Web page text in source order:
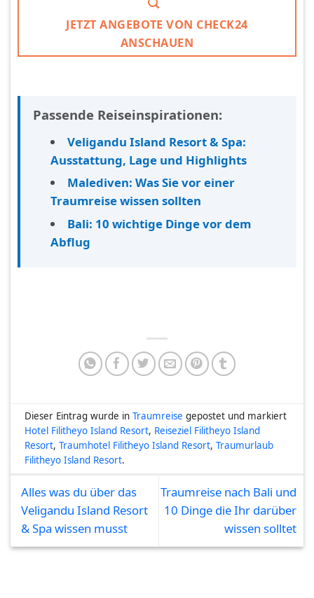
JETZT ANGEBOTE VON CHECK24
ANSCHAUEN
Passende Reiseinspirationen:
Veligandu Island Resort & Spa:
Ausstattung, Lage und Highlights
Malediven: Was Sie vor einer
Traumreise wissen sollten
Bali: 10 wichtige Dinge vor dem
Abflug
Dieser Eintrag wurde inTraumreise gepostet und markiert
Hotel Filitheyo Island Resort, Reiseziel Filitheyo Island
Resort,Traumhotel Filitheyo Island Resort,Traumurlaub
Filitheyo Island Resort.
Alles was du über das
Veligandu Island Resort
& Spa wissen musst
Traumreise nach Bali und
10 Dinge die Ihr darüber
wissen solltet